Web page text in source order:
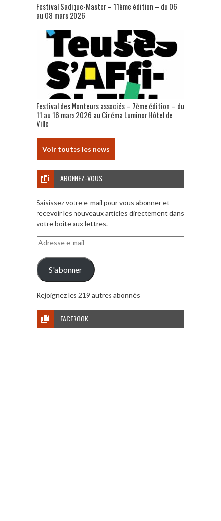
Festival Sadique-Master – 11ème édition – du 06
au 08 mars 2026
Festival des Monteurs associés – 7ème édition – du
11 au 16 mars 2026 au Cinéma Luminor Hôtel de
Ville
Voir toutes les news
ABONNEZ-VOUS
Saisissez votre e-mail pour vous abonner et
recevoir les nouveaux articles directement dans
votre boite aux lettres.
Adresse
e-
mail
S'abonner
Rejoignez les 219 autres abonnés
FACEBOOK